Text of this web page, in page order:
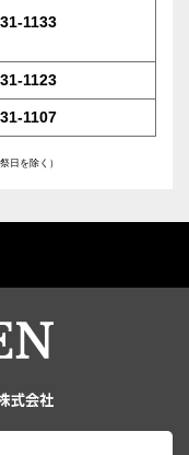
1133
1123
1107
日を除く）